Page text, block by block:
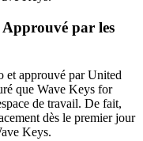
par les
et approuvé par United
que Wave Keys for
de travail. De fait,
dès le premier jour
Keys.